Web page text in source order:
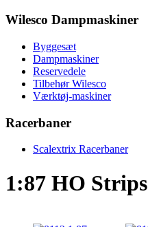
Wilesco Dampmaskiner
Byggesæt
Dampmaskiner
Reservedele
Tilbehør Wilesco
Værktøj-maskiner
Racerbaner
Scalextrix Racerbaner
1:87 HO Strips